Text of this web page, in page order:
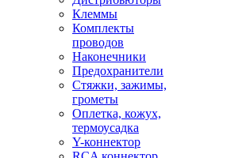
Клеммы
Комплекты
проводов
Наконечники
Предохранители
Стяжки, зажимы,
грометы
Оплетка, кожух,
термоусадка
Y-коннектор